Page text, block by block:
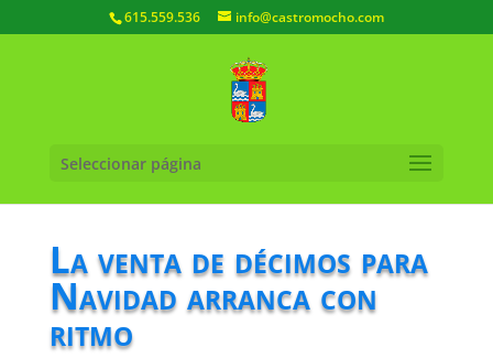
615.559.536 info@castromocho.com
Seleccionar página
La venta de décimos para
Navidad arranca con
ritmo